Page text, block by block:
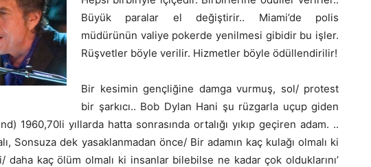
Büyük paralar el değiştirir.. Miami’de polis
müdürünün valiye pokerde yenilmesi gibidir bu işler.
Rüşvetler böyle verilir. Hizmetler böyle ödüllendirilir!
Bir kesimin gençliğine damga vurmuş, sol/ protest
bir şarkıcı.. Bob Dylan Hani şu rüzgarla uçup giden
1960,70li yıllarda hatta sonrasında ortalığı yıkıp geçiren adam. ..
Sonsuza dek yasaklanmadan önce/ Bir adamın kaç kulağı olmalı ki
daha kaç ölüm olmalı ki insanlar bilebilse ne kadar çok olduklarını’